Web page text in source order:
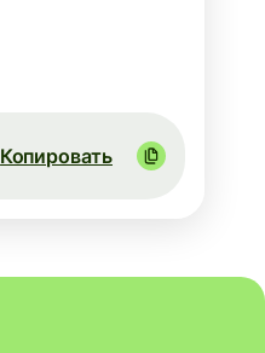
Копировать